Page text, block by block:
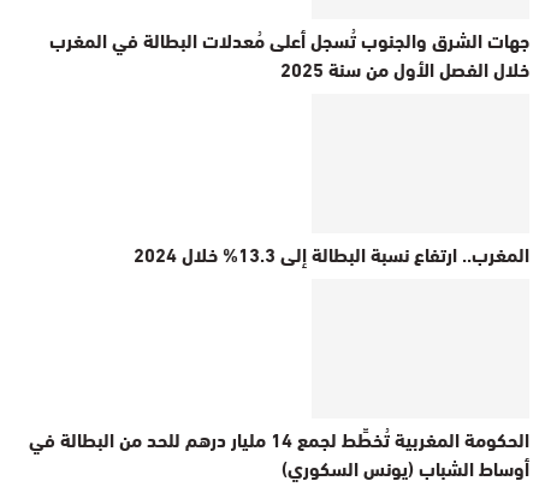
جهات الشرق والجنوب تُسجل أعلى مُعدلات البطالة في المغرب
خلال الفصل الأول من سنة 2025
المغرب.. ارتفاع نسبة البطالة إلى 13.3% خلال 2024
الحكومة المغربية تُخطِّط لجمع 14 مليار درهم للحد من البطالة في
أوساط الشباب (يونس السكوري)